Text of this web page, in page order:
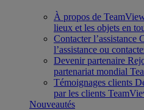
À propos de
lieux et les objets en
Contacter l’assistance
l’assistance ou
Devenir partenaire
partenariat mondial
Témoignages clients
par les clients
Nouveautés